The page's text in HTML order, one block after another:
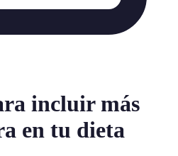
incluir más
en tu dieta